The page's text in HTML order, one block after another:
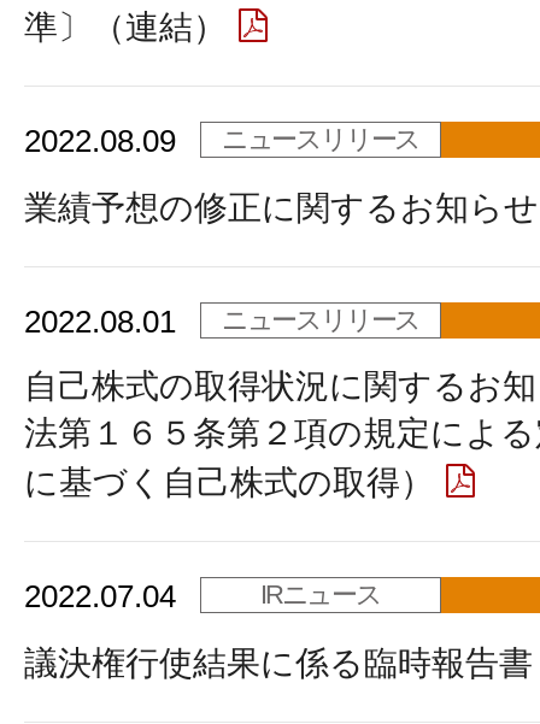
準〕（連結）
2022.08.09 ニュースリリース
業績予想の修正に関するお知らせ
2022.08.01 ニュースリリース
自己株式の取得状況に関するお
法第１６５条第２項の規定によ
に基づく自己株式の取得）
2022.07.04 IRニュース
議決権行使結果に係る臨時報告書